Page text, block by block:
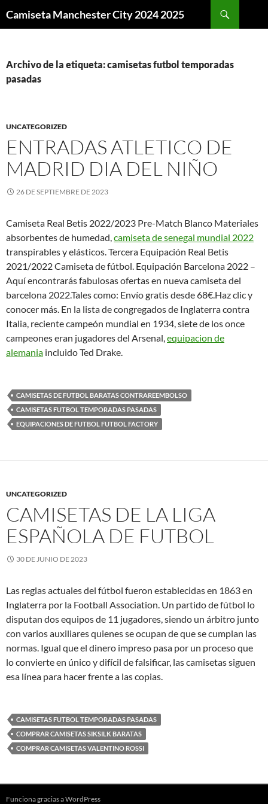
Camiseta Manchester City 2024 2025
Archivo de la etiqueta: camisetas futbol temporadas
pasadas
UNCATEGORIZED
ENTRADAS ATLETICO DE
MADRID DIA DEL NIÑO
26 DE SEPTIEMBRE DE 2023
Camiseta Real Betis 2022/2023 Pre-Match Blanco Materiales
absorbentes de humedad,camiseta de senegal mundial 2022
transpirables y elásticos. Tercera Equipación Real Betis
2021/2022 Camiseta de fútbol. Equipación Barcelona 2022 –
Aquí encontrarás fabulosas ofertas en nueva camiseta del
barcelona 2022.Tales como: Envío gratis desde 68€.Haz clic y
conocer más. En la lista de congregados de Inglaterra contra
Italia, reciente campeón mundial en 1934, siete de los once
campeones eran jugadores del Arsenal,equipacion de
alemania incluido Ted Drake.
CAMISETAS DE FUTBOL BARATAS CONTRAREEMBOLSO
CAMISETAS FUTBOL TEMPORADAS PASADAS
EQUIPACIONES DE FUTBOL FUTBOL FACTORY
UNCATEGORIZED
CAMISETAS DE LA LIGA
ESPAÑOLA DE FUTBOL
30 DE JUNIO DE 2023
Las reglas actuales del fútbol fueron establecidas en 1863 en
Inglaterra por la Football Association. Un partido de fútbol lo
disputan dos equipos de 11 jugadores, siendo un árbitro junto
con varios auxiliares quienes se ocupan de que se cumplan las
normas. Igual que el dinero impreso pasa por un proceso que
lo convierte en único y difícil de falsificar, las camisetas siguen
esa línea para hacer frente a las copias.
CAMISETAS FUTBOL TEMPORADAS PASADAS
COMPRAR CAMISETAS SIKSILK BARATAS
COMPRAR CAMISETAS VALENTINO ROSSI
Funciona gracias a WordPress